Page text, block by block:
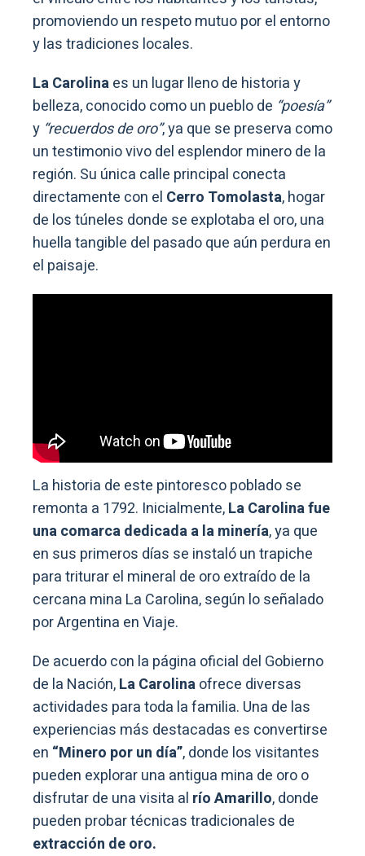
promoviendo un respeto mutuo por el entorno
y las tradiciones locales.
La Carolinaes un lugar lleno de historia y
belleza, conocido como un pueblo de “poesía”
y “recuerdos de oro”, ya que se preserva como
un testimonio vivo del esplendor minero de la
región. Su única calle principal conecta
directamente con el Cerro Tomolasta, hogar
de los túneles donde se explotaba el oro, una
huella tangible del pasado que aún perdura en
el paisaje.
La historia de este pintoresco poblado se
remonta a 1792. Inicialmente,La Carolina fue
una comarca dedicada a la minería, ya que
en sus primeros días se instaló un trapiche
para triturar el mineral de oro extraído de la
cercana mina La Carolina, según lo señalado
por Argentina en Viaje.
De acuerdo con la página oficial del Gobierno
de la Nación,La Carolinaofrece diversas
actividades para toda la familia. Una de las
experiencias más destacadas es convertirse
en “Minero por un día”, donde los visitantes
pueden explorar una antigua mina de oro o
disfrutar de una visita al río Amarillo, donde
pueden probar técnicas tradicionales de
extracción de oro.